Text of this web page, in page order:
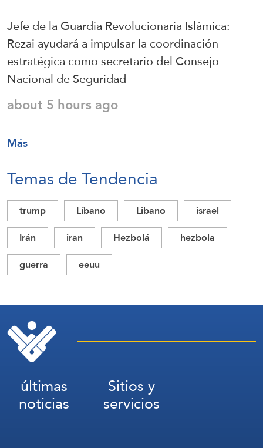
Jefe de la Guardia Revolucionaria Islámica:
Rezai ayudará a impulsar la coordinación
estratégica como secretario del Consejo
Nacional de Seguridad
about 5 hours ago
Más
Temas de Tendencia
trump Líbano Libano
israel
Irán
iran Hezbolá
hezbola
guerra
eeuu
últimas
noticias
Sitios y
servicios